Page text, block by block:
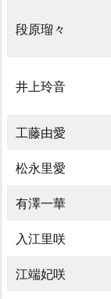
段原瑠々
井上玲音
工藤由愛
松永里愛
有澤一華
入江里咲
江端妃咲